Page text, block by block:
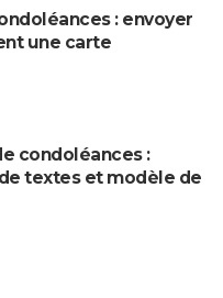
: envoyer
une carte
condoléances :
textes et modèle de